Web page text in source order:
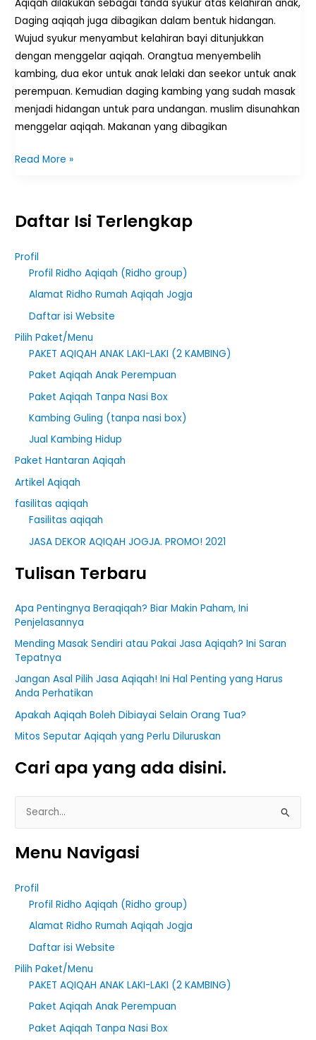
Aqiqah dilakukan sebagai tanda syukur atas kelahiran anak,
Daging aqiqah juga dibagikan dalam bentuk hidangan.
Wujud syukur menyambut kelahiran bayi ditunjukkan
dengan menggelar aqiqah. Orangtua menyembelih
kambing, dua ekor untuk anak lelaki dan seekor untuk anak
perempuan. Kemudian daging kambing yang sudah masak
menjadi hidangan untuk para undangan. muslim disunahkan
menggelar aqiqah. Makanan yang dibagikan
Read More »
Daftar Isi Terlengkap
Profil
Profil Ridho Aqiqah (Ridho group)
Alamat Ridho Rumah Aqiqah Jogja
Daftar isi Website
Pilih Paket/Menu
PAKET AQIQAH ANAK LAKI-LAKI (2 KAMBING)
Paket Aqiqah Anak Perempuan
Paket Aqiqah Tanpa Nasi Box
Kambing Guling (tanpa nasi box)
Jual Kambing Hidup
Paket Hantaran Aqiqah
Artikel Aqiqah
fasilitas aqiqah
Fasilitas aqiqah
JASA DEKOR AQIQAH JOGJA. PROMO! 2021
Tulisan Terbaru
Apa Pentingnya Beraqiqah? Biar Makin Paham, Ini
Penjelasannya
Mending Masak Sendiri atau Pakai Jasa Aqiqah? Ini Saran
Tepatnya
Jangan Asal Pilih Jasa Aqiqah! Ini Hal Penting yang Harus
Anda Perhatikan
Apakah Aqiqah Boleh Dibiayai Selain Orang Tua?
Mitos Seputar Aqiqah yang Perlu Diluruskan
Cari apa yang ada disini.
a
c
r
Menu Navigasi
Profil
Profil Ridho Aqiqah (Ridho group)
Alamat Ridho Rumah Aqiqah Jogja
Daftar isi Website
Pilih Paket/Menu
PAKET AQIQAH ANAK LAKI-LAKI (2 KAMBING)
Paket Aqiqah Anak Perempuan
Paket Aqiqah Tanpa Nasi Box